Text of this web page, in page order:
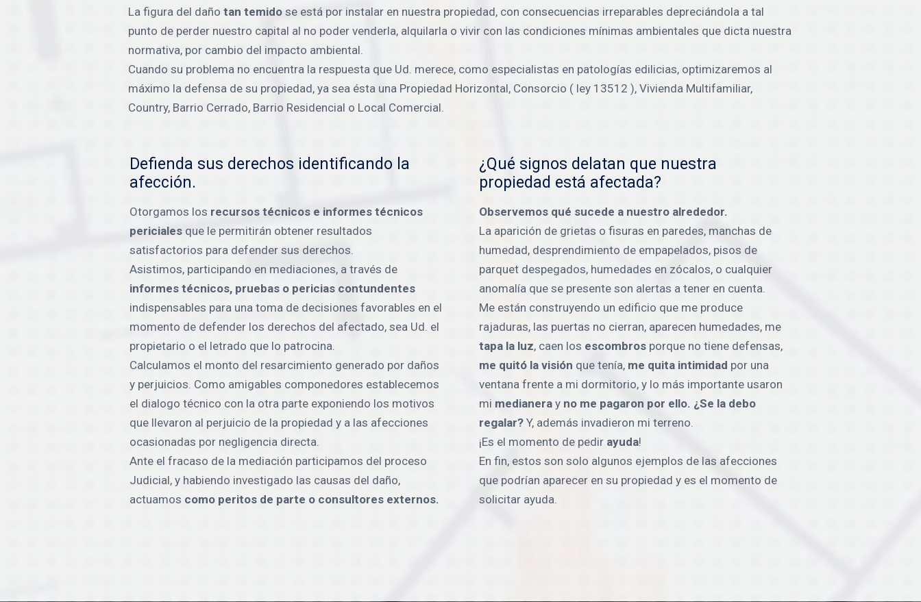
La figura del daño tan temidose está por instalar en nuestra propiedad, con consecuencias irreparables depreciándola a tal
punto de perder nuestro capital al no poder venderla, alquilarla o vivir con las condiciones mínimas ambientales que dicta nuestra
normativa, por cambio del impacto ambiental.
Cuando su problema no encuentra la respuesta que Ud. merece, como especialistas en patologías edilicias, optimizaremos al
máximo la defensa de su propiedad, ya sea ésta una Propiedad Horizontal, Consorcio ( ley 13512 ), Vivienda Multifamiliar,
Country, Barrio Cerrado, Barrio Residencial o Local Comercial.
Defienda sus derechos identificando la
afección.
Otorgamos los recursos técnicos e informes técnicos
pericialesque le permitirán obtener resultados
satisfactorios para defender sus derechos.
Asistimos, participando en mediaciones, a través de
informes técnicos, pruebas o pericias contundentes
indispensables para una toma de decisiones favorables en el
momento de defender los derechos del afectado, sea Ud. el
propietario o el letrado que lo patrocina.
Calculamos el monto del resarcimiento generado por daños
y perjuicios. Como amigables componedores establecemos
el dialogo técnico con la otra parte exponiendo los motivos
que llevaron al perjuicio de la propiedad y a las afecciones
ocasionadas por negligencia directa.
Ante el fracaso de la mediación participamos del proceso
Judicial, y habiendo investigado las causas del daño,
actuamos como peritos de parte o consultores externos.
¿Qué signos delatan que nuestra
propiedad está afectada?
Observemos qué sucede a nuestro alrededor.
La aparición de grietas o fisuras en paredes, manchas de
humedad, desprendimiento de empapelados, pisos de
parquet despegados, humedades en zócalos, o cualquier
anomalía que se presente son alertas a tener en cuenta.
Me están construyendo un edificio que me produce
rajaduras, las puertas no cierran, aparecen humedades, me
tapa la luz, caen los escombrosporque no tiene defensas,
me quitó la visión que tenía, me quita intimidad por una
ventana frente a mi dormitorio, y lo más importante usaron
mi medianeray no me pagaron por ello. ¿Se la debo
regalar?Y, además invadieron mi terreno.
¡Es el momento de pedir ayuda!
En fin, estos son solo algunos ejemplos de las afecciones
que podrían aparecer en su propiedad y es el momento de
solicitar ayuda.